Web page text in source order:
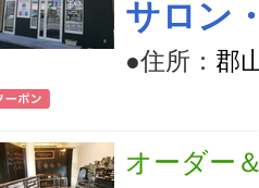
サロン
●住所： 郡
オーダー